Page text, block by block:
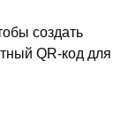
создать
QR-код для